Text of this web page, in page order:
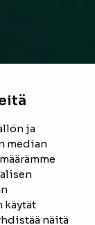
ja
median
käytät
näitä